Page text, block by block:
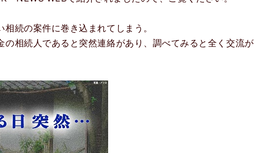
続の案件に巻き込まれてしまう。
の相続人であると突然連絡があり、調べてみると全く交流